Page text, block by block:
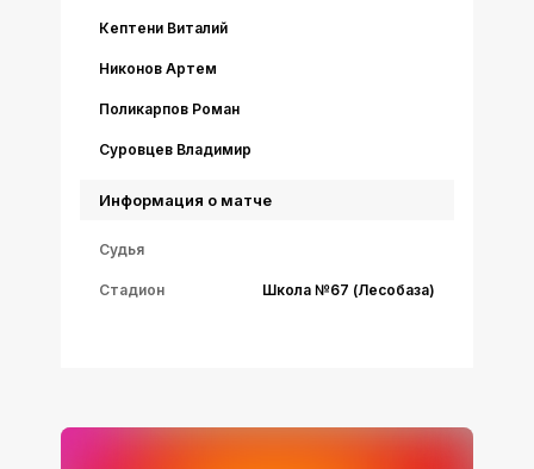
Кептени Виталий
Никонов Артем
Поликарпов Роман
Суровцев Владимир
Информация о матче
Судья
Стадион Школа №67 (Лесобаза)